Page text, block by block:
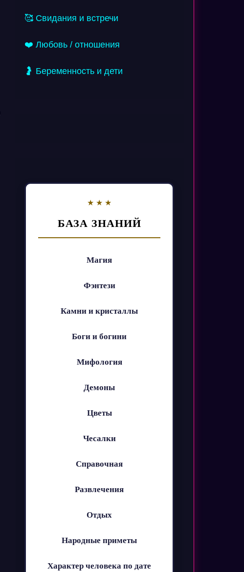
🥰 Свидания и встречи
❤️ Любовь / отношения
🤰 Беременность и дети
БАЗА ЗНАНИЙ
Магия
Фэнтези
Камни и кристаллы
Боги и богини
Мифология
Демоны
Цветы
Чесалки
Справочная
Развлечения
Отдых
Народные приметы
Характер человека по дате